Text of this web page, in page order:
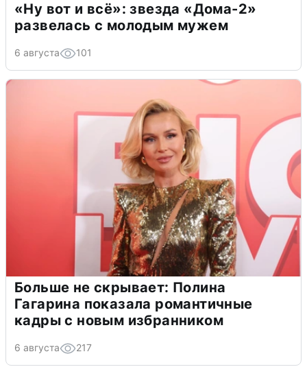
«Ну вот и всё»: звезда «Дома-2»
развелась с молодым мужем
6 августа 101
Больше не скрывает: Полина
Гагарина показала романтичные
кадры с новым избранником
6 августа 217